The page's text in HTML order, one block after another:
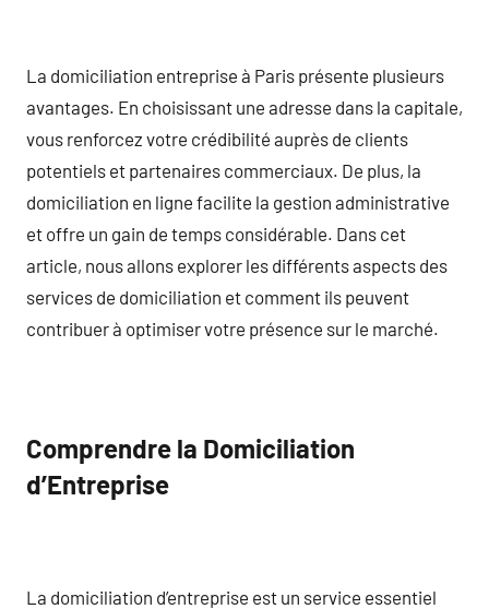
La domiciliation entreprise à Paris présente plusieurs
avantages. En choisissant une adresse dans la capitale,
vous renforcez votre crédibilité auprès de clients
potentiels et partenaires commerciaux. De plus, la
domiciliation en ligne facilite la gestion administrative
et offre un gain de temps considérable. Dans cet
article, nous allons explorer les différents aspects des
services de domiciliation et comment ils peuvent
contribuer à optimiser votre présence sur le marché.
Comprendre la Domiciliation
d’Entreprise
La domiciliation d’entreprise est un service essentiel